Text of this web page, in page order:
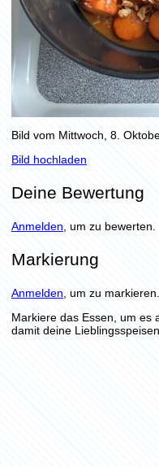
Bild vom Mittwoch, 8.
Bild hochladen
Deine Bewertung
Anmelden , um zu bewerten.
Markierung
Anmelden , um zu markieren.
Markiere das Essen, um es
damit deine